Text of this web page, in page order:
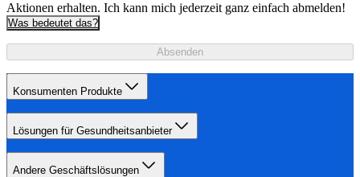
Aktionen erhalten. Ich kann mich jederzeit ganz einfach abmelden!
Was bedeutet das?
Absenden
Konsumenten Produkte
Lösungen für Gesundheitsanbieter
Andere Geschäftslösungen